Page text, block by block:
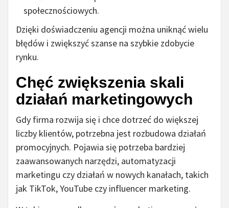
społecznościowych.
Dzięki doświadczeniu agencji można uniknąć wielu
błędów i zwiększyć szanse na szybkie zdobycie
rynku.
Chęć zwiększenia skali
działań marketingowych
Gdy firma rozwija się i chce dotrzeć do większej
liczby klientów, potrzebna jest rozbudowa działań
promocyjnych. Pojawia się potrzeba bardziej
zaawansowanych narzędzi, automatyzacji
marketingu czy działań w nowych kanałach, takich
jak TikTok, YouTube czy influencer marketing.